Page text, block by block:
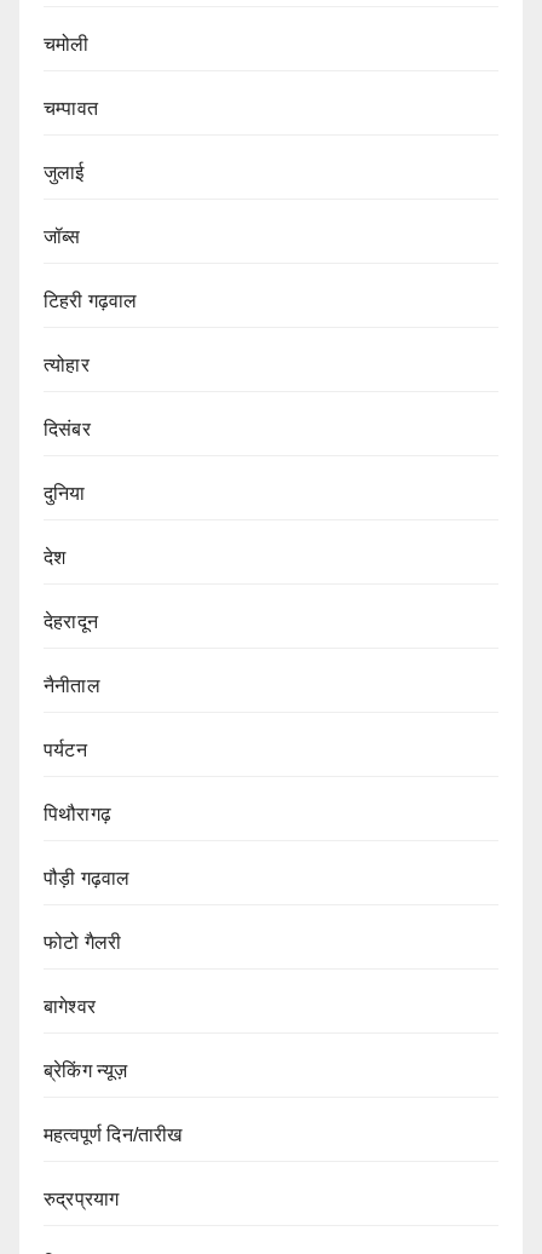
चमोली
चम्पावत
जुलाई
जॉब्स
टिहरी गढ़वाल
त्योहार
दिसंबर
दुनिया
देश
देहरादून
नैनीताल
पर्यटन
पिथौरागढ़
पौड़ी गढ़वाल
फोटो गैलरी
बागेश्वर
ब्रेकिंग न्यूज़
महत्वपूर्ण दिन/तारीख
रुद्रप्रयाग